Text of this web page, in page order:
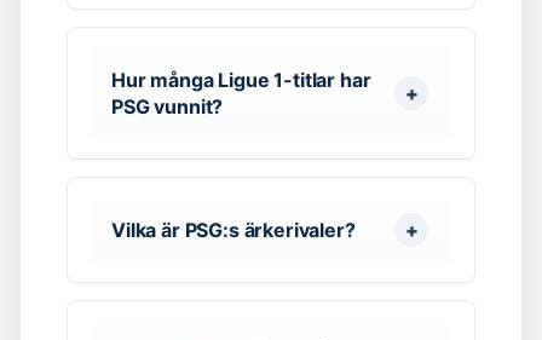
Hur många Ligue 1-titlar har
PSG vunnit?
Vilka är PSG:s ärkerivaler?